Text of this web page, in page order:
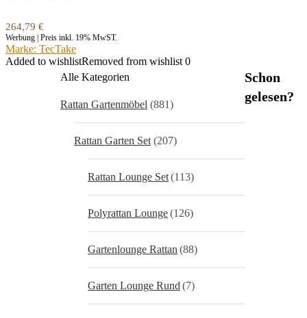
264,79 €
Werbung | Preis inkl. 19% MwST.
Marke: TecTake
Added to wishlistRemoved from wishlist 0
Alle Kategorien
Rattan Gartenmöbel (881)
Rattan Garten Set (207)
Rattan Lounge Set(113)
Polyrattan Lounge(126)
Gartenlounge Rattan (88)
Garten Lounge Rund (7)
Schon
gelesen?